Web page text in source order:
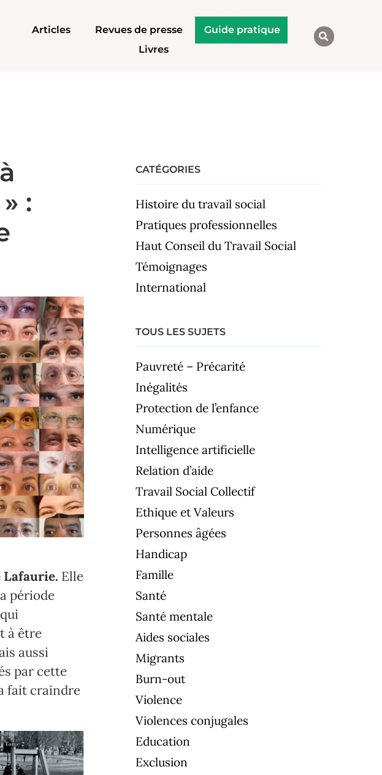
Articles Revues de presse
Guide pratique
Livres
:
Lafaurie. Elle
période
à être
aussi
par cette
fait craindre
CATÉGORIES
Histoire du travail social
Pratiques professionnelles
Haut Conseil du Travail Social
Témoignages
International
TOUS LES SUJETS
Pauvreté – Précarité
Inégalités
Protection de l’enfance
Numérique
Intelligence artificielle
Relation d’aide
Travail Social Collectif
Ethique et Valeurs
Personnes âgées
Handicap
Famille
Santé
Santé mentale
Aides sociales
Migrants
Burn-out
Violence
Violences conjugales
Education
Exclusion